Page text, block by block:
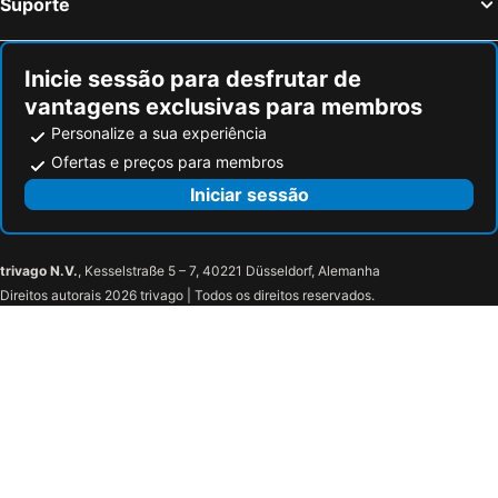
Nosadella Mezzanine by Wonderful Italy
Galliera62 R&a
Morgagni Suites
Bologna Flats
Inicie sessão para desfrutar de
vantagens exclusivas para membros
Personalize a sua experiência
Ofertas e preços para membros
Iniciar sessão
trivago N.V., Kesselstraße 5 – 7, 40221 Düsseldorf, Alemanha
Direitos autorais 2026 trivago | Todos os direitos reservados.